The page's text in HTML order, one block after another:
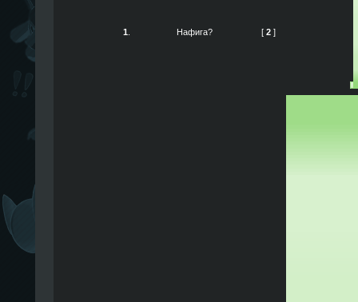
1 Нафига? [ 2]